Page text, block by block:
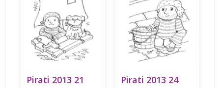
Pirati 2013 21 Pirati 2013 24